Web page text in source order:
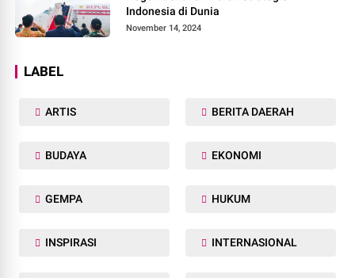
Indonesia di Dunia
November 14, 2024
LABEL
ARTIS BERITA DAERAH
BUDAYA EKONOMI
GEMPA HUKUM
INSPIRASI INTERNASIONAL